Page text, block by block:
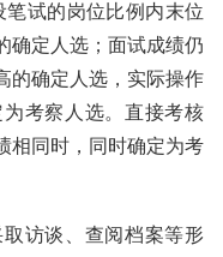
试的岗位比例内末位
确定人选；面试成绩仍
的确定人选，实际操作
考察人选。直接考核
相同时，同时确定为考
访谈、查阅档案等形